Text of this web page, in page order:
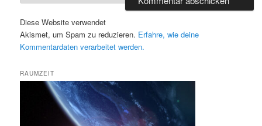
Diese Website verwendet
Akismet, um Spam zu reduzieren. Erfahre, wie deine
Kommentardaten verarbeitet werden.
RAUMZEIT